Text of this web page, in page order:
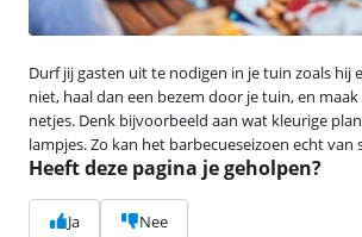
Durf jij gasten uit te nodigen in je tuin zoals hij
niet, haal dan een bezem door je tuin, en maak
netjes. Denk bijvoorbeeld aan wat kleurige
lampjes. Zo kan het barbecueseizoen echt van
Heeft deze pagina je geholpen?
Ja Nee